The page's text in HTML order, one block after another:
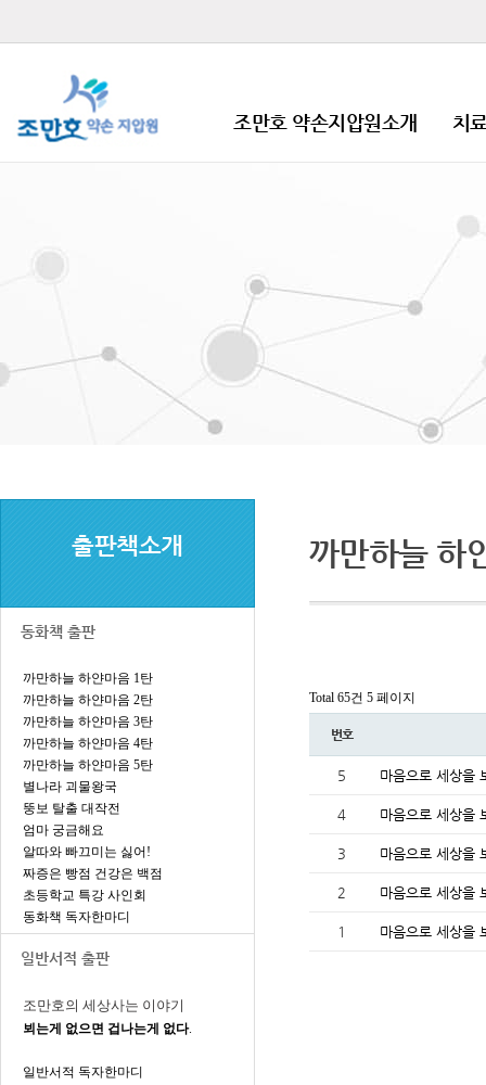
조만호 약손지압원소개 치
출판책소개
동화책 출판
까만하늘 하얀마음 1탄
까만하늘 하얀마음 2탄
까만하늘 하얀마음 3탄
까만하늘 하얀마음 4탄
까만하늘 하얀마음 5탄
별나라 괴물왕국
뚱보 탈출 대작전
엄마 궁금해요
알따와 빠끄미는 싫어!
짜증은 빵점 건강은 백점
초등학교 특강 사인회
동화책 독자한마디
일반서적 출판
조만호의 세상사는 이야기
뵈는게 없으면 겁나는게 없다.
일반서적 독자한마디
까만하늘 하
Total 65건 5 페이지
번호
5 마음으로 세상을
4 마음으로 세상을
3 마음으로 세상을
2 마음으로 세상을
1 마음으로 세상을